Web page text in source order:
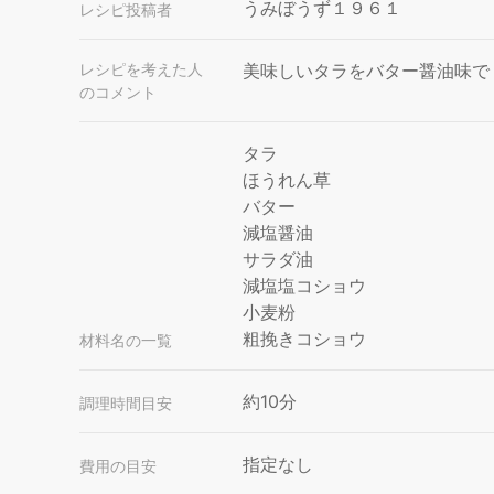
レシピ投稿者 うみぼうず１９６１
レシピを考えた人
のコメント
美味しいタラをバター醤油味で
材料名の一覧
タラ
ほうれん草
バター
減塩醤油
サラダ油
減塩塩コショウ
小麦粉
粗挽きコショウ
調理時間目安 約10分
費用の目安 指定なし